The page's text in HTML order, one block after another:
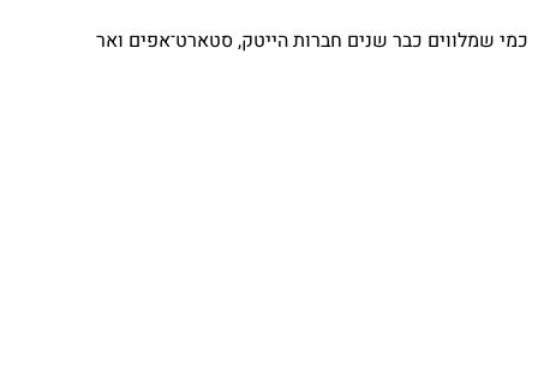
שנים חברות הייטק, סטארט־אפים ואר